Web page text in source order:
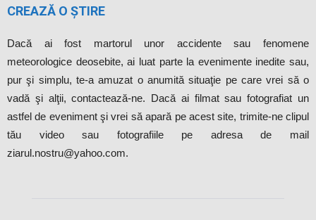
CREAZĂ O ȘTIRE
Dacă ai fost martorul unor accidente sau fenomene
meteorologice deosebite, ai luat parte la evenimente inedite sau,
pur şi simplu, te-a amuzat o anumită situaţie pe care vrei să o
vadă şi alţii, contactează-ne. Dacă ai filmat sau fotografiat un
astfel de eveniment şi vrei să apară pe acest site, trimite-ne clipul
tău video sau fotografiile pe adresa de mail
ziarul.nostru@yahoo.com.